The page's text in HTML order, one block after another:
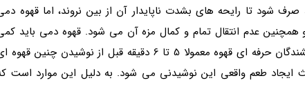
شود تا رایحه های بشدت ناپایدار آن از بین نروند، اما قهوه
عدم انتقال تمام و کمال مزه آن می شود. قهوه دمی باید
خنک شود تا طعمش را به صورت کامل بتوان چشید. چشندگان حرفه ای قهوه معمولا 5 تا 6 دقیقه قبل از نوشیدن چنین
ایجاد طعم واقعی این نوشیدنی می شود. به دلیل این موارد است